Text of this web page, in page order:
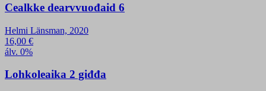
Cealkke dearvvuođaid 6
Helmi Länsman, 2020
16,00 €
álv. 0%
Lohkoleaika 2 giđđa